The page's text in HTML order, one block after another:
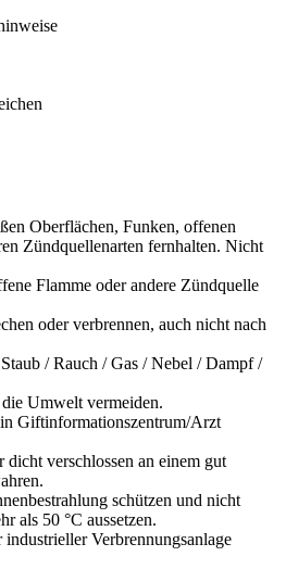
Oberflächen, Funken, offenen
Zündquellenarten fernhalten. Nicht
Flamme oder andere Zündquelle
oder verbrennen, auch nicht nach
/ Rauch / Gas / Nebel / Dampf /
Umwelt vermeiden.
Giftinformationszentrum/Arzt
dicht verschlossen an einem gut
schützen und nicht
als 50 °C aussetzen.
Verbrennungsanlage